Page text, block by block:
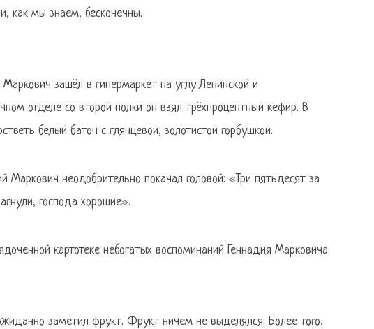
как мы знаем, бесконечны.
зашёл в гипермаркет на углу Ленинской и
отделе со второй полки он взял трёхпроцентный кефир. В
белый батон с глянцевой, золотистой горбушкой.
Маркович неодобрительно покачал головой: «Три пятьдесят за
господа хорошие».
картотеке небогатых воспоминаний Геннадия Марковича
заметил фрукт. Фрукт ничем не выделялся. Более того,